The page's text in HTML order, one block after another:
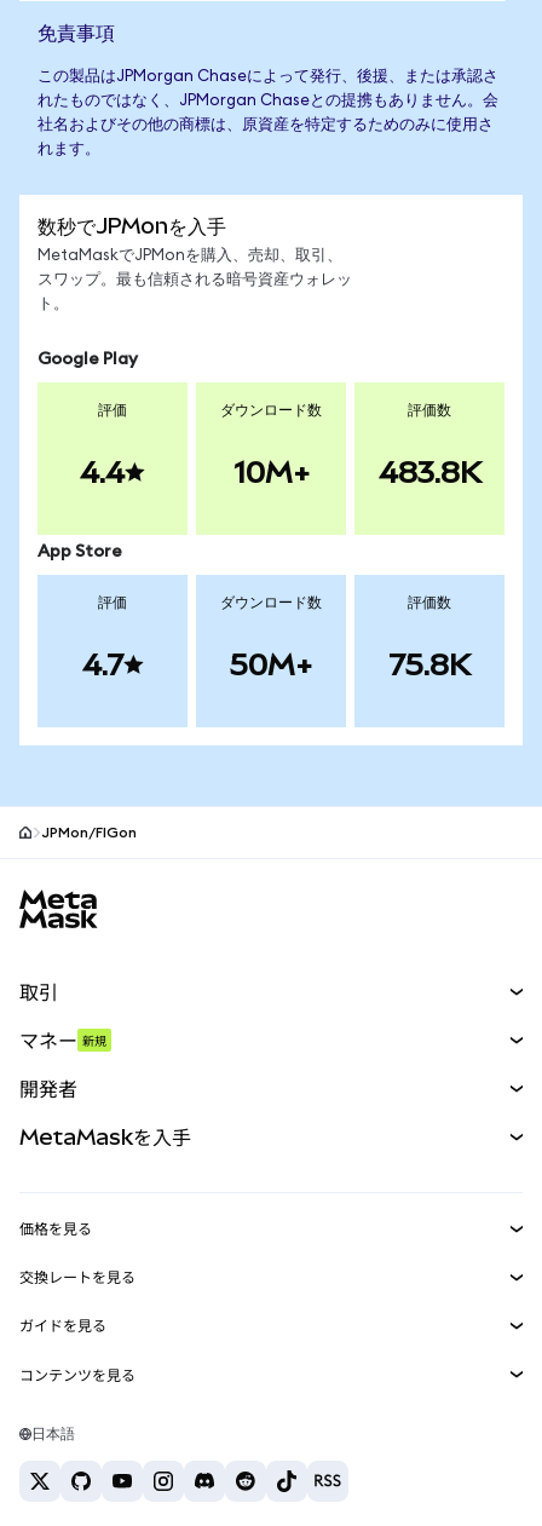
免責事項
この製品はJPMorgan Chaseによって発行、後援、または承認さ
れたものではなく、JPMorgan Chaseとの提携もありません。会
社名およびその他の商標は、原資産を特定するためのみに使用さ
れます。
数秒でJPMonを入手
MetaMaskでJPMonを購入、売却、取引、
スワップ。最も信頼される暗号資産ウォレッ
ト。
Google Play
評価
4.4
ダウンロード数
10M+
評価数
483.8K
App Store
評価
4.7
ダウンロード数
50M+
評価数
75.8K
JPMon/FIGon
取引
パーペチュアル
RWA
マネー 新規
開発者
MetaMask Connect
Snaps
Web3サービス
MetaMaskを入手
セキュリティ
サポート
キャリア
お問い合わせ
価格を見る
イーサリアムの価格
Solanaの価格
Tetherの価格
交換レートを見る
ETH→USD
USDT→INR
BTC→INR
ETH→USDT
ガイドを見る
ETHの購入
USDTの購入
コンテンツを見る
Solanaウォレット
日本語